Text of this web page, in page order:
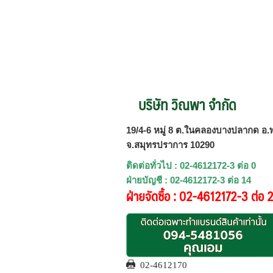
บริษัท วิณพา จำกัด
19/4-6 หมู่ 8 ต.ในคลองบางปลากด อ.
จ.สมุทรปราการ 10290
ติดต่อทั่วไป : 02-4612172-3 ต่อ 0
ฝ่ายบัญชี : 02-4612172-3 ต่อ 14
ฝ่ายจัดซื้อ : 02-4612172-3 ต่อ
02-4612170